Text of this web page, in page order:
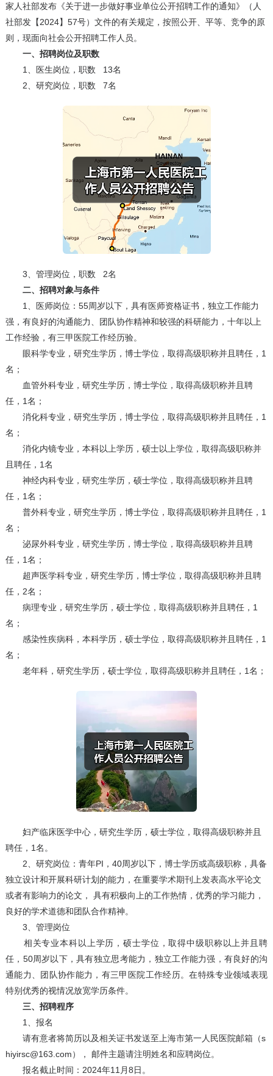
家人社部发布《关于进一步做好事业单位公开招聘工作的通知》（人
社部发【2024】57号）文件的有关规定，按照公开、平等、竞争的原
则，现面向社会公开招聘工作人员。
一、招聘岗位及职数
1、
医生岗位，职数 13名
2、 研究岗位，职数 7名
3、 管理岗位，职数 2名
二、招聘对象与条件
1、医师岗位：55周岁以下，具有医师资格证书，独立工作能力
强，有良好的沟通能力、团队协作精神和较强的科研能力，十年以上
工作经验，有三甲医院工作经历验。
眼科学专业，研究生学历，博士学位，取得高级职称并且聘任，1
名；
血管外科专业，研究生学历，博士学位，取得高级职称并且聘
任，1名；
消化科专业，研究生学历，博士学位，取得高级职称并且聘任，1
名；
消化内镜专业，本科以上学历，硕士以上学位，取得高级职称并
且聘任，1名
神经内科专业，研究生学历，硕士学位，取得高级职称并且聘
任，1名；
普外科专业，研究生学历，博士学位，取得高级职称并且聘任，1
名；
泌尿外科专业，研究生学历，博士学位，取得高级职称并且聘
任，1名；
超声医学科专业，研究生学历，博士学位，取得高级职称并且聘
任，2名；
病理专业，研究生学历，硕士学位，取得高级职称并且聘任，1
名；
感染性疾病科，本科学历，硕士学位，取得高级职称并且聘任，1
名；
老年科，研究生学历，硕士学位，取得高级职称并且聘任，1名；
妇产临床医学中心，研究生学历，硕士学位，取得高级职称并且
聘任，1名。
2、研究岗位：青年PI，40周岁以下，博士学历或高级职称，具备
独立设计和开展科研计划的能力，在重要学术期刊上发表高水平论文
或者有影响力的论文， 具有积极向上的工作热情，优秀的学习能力，
良好的学术道德和团队合作精神。
3、管理岗位
相关专业本科以上学历，硕士学位，取得中级职称以上并且聘
任，50周岁以下，具有独立思考能力，独立工作能力强，有良好的沟
通能力、团队协作能力，有三甲医院工作经历。在特殊专业领域表现
特别优秀的视情况放宽学历条件。
三、招聘程序
1、报名
请有意者将简历以及相关证书发送至上海市第一人民医院邮箱（s
hiyirsc@163.com）， 邮件主题请注明姓名和应聘岗位。
报名截止时间：2024年11月8日。